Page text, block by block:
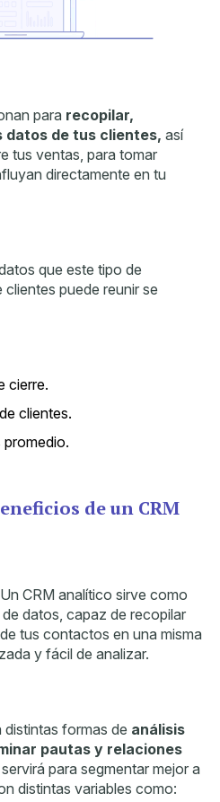
para recopilar,
datos de tus clientes, así
tus ventas, para tomar
directamente en tu
que este tipo de
puede reunir se
cierre.
clientes.
promedio.
de un CRM
Un CRM analítico sirve como
datos, capaz de recopilar
tus contactos en una misma
y fácil de analizar.
distintas formas de análisis
pautas y relaciones
para segmentar mejor a
distintas variables como: